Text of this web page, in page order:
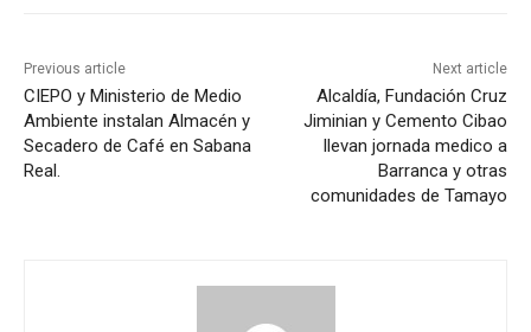
Previous article
CIEPO y Ministerio de Medio
Ambiente instalan Almacén y
Secadero de Café en Sabana
Real.
Next article
Alcaldía, Fundación Cruz
Jiminian y Cemento Cibao
llevan jornada medico a
Barranca y otras
comunidades de Tamayo